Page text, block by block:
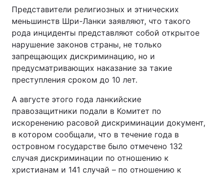
Представители религиозных и этнических
меньшинств Шри-Ланки заявляют, что такого
рода инциденты представляют собой открытое
нарушение законов страны, не только
запрещающих дискриминацию, но и
предусматривающих наказание за такие
преступления сроком до 10 лет.
А августе этого года ланкийские
правозащитники подали в Комитет по
искоренению расовой дискриминации документ,
в котором сообщали, что в течение года в
островном государстве было отмечено 132
случая дискриминации по отношению к
христианам и 141 случай – по отношению к